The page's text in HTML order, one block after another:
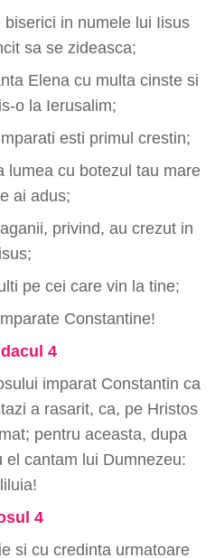
in numele lui Iisus
sa se zideasca;
Elena cu multa cinste si
o la Ierusalim;
esti primul crestin;
lumea cu botezul tau mare
ai adus;
privind, au crezut in
pe cei care vin la tine;
Constantine!
4
imparat Constantin ca
a rasarit, ca, pe Hristos
pentru aceasta, dupa
cantam lui Dumnezeu:
4
si cu credinta urmatoare